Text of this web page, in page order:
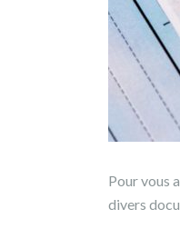
Pour vous
divers